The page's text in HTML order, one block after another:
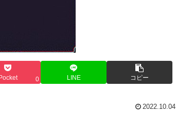
Pocket 0 LINE コピー
2022.10.04